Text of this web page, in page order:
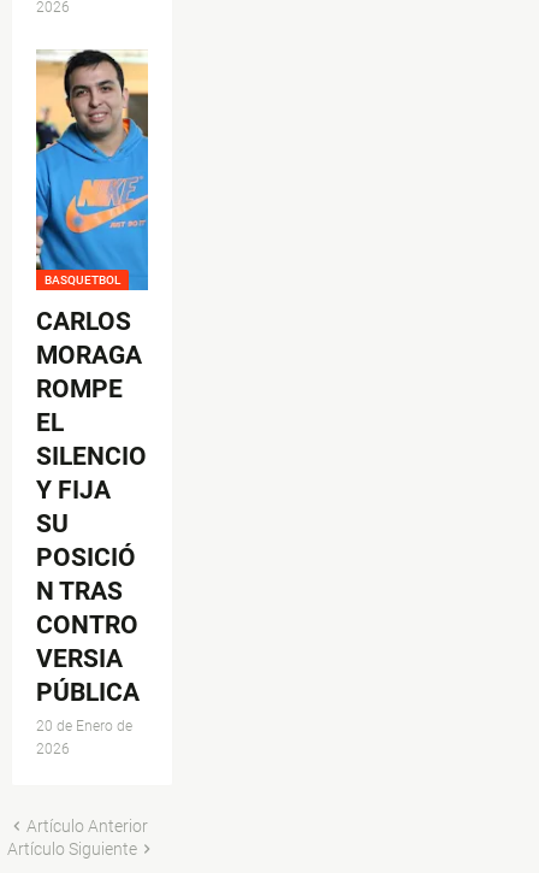
2026
BASQUETBOL
CARLOS
MORAGA
ROMPE
EL
SILENCIO
Y FIJA
SU
POSICIÓ
N TRAS
CONTRO
VERSIA
PÚBLICA
20 de Enero de
2026
Artículo Anterior
Artículo Siguiente